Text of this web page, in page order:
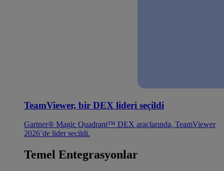
TeamViewer, bir DEX lideri seçildi
Gartner® Magic Quadrant™ DEX araçlarında, TeamViewer
2026’de lider seçildi.
Temel Entegrasyonlar